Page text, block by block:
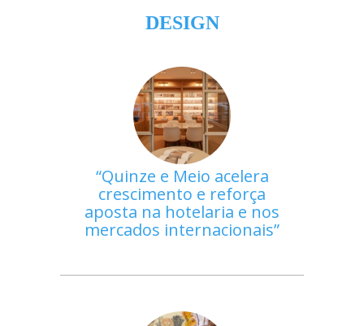
DESIGN
Quinze e Meio acelera
crescimento e reforça
aposta na hotelaria e nos
mercados internacionais